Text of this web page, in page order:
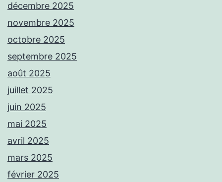
décembre 2025
novembre 2025
octobre 2025
septembre 2025
août 2025
juillet 2025
juin 2025
mai 2025
avril 2025
mars 2025
février 2025